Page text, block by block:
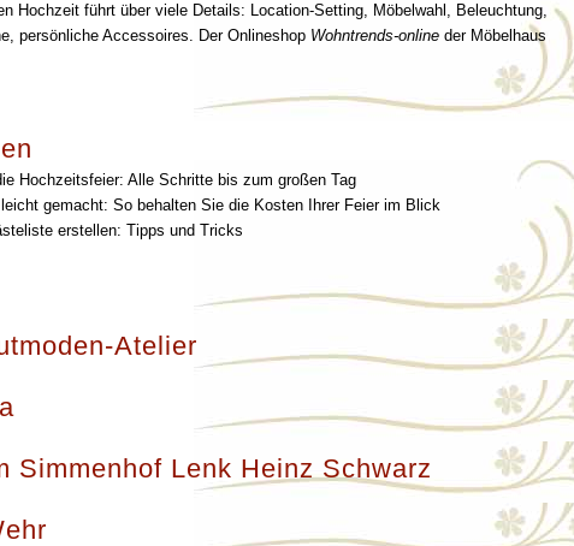
Hochzeit führt über viele Details: Location-Setting, Möbelwahl, Beleuchtung,
persönliche Accessoires. Der Onlineshop Wohntrends-online der Möbelhaus
Hochzeitsfeier: Alle Schritte bis zum großen Tag
leicht gemacht: So behalten Sie die Kosten Ihrer Feier im Blick
erstellen: Tipps und Tricks
Atelier
Simmenhof Lenk Heinz Schwarz